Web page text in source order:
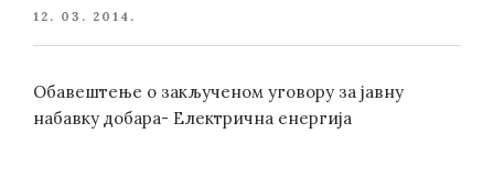
POSTED
12. 03. 2014.
Обавештење о закљученом уговору за јавну
набавку добара- Електрична енергија